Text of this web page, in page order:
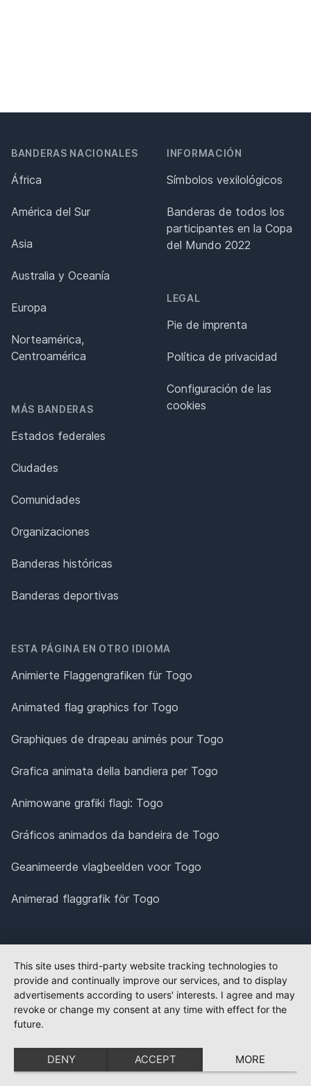
BANDERAS NACIONALES
África
América del Sur
Asia
Australia y Oceanía
Europa
Norteamérica,
Centroamérica
MÁS BANDERAS
Estados federales
Ciudades
Comunidades
Organizaciones
Banderas históricas
Banderas deportivas
INFORMACIÓN
Símbolos vexilológicos
Banderas de todos los
participantes en la Copa
del Mundo 2022
LEGAL
Pie de imprenta
Política de privacidad
Configuración de las
cookies
ESTA PÁGINA EN OTRO IDIOMA
Animierte Flaggengrafiken für Togo
Animated flag graphics for Togo
Graphiques de drapeau animés pour Togo
Grafica animata della bandiera per Togo
Animowane grafiki flagi: Togo
Gráficos animados da bandeira de Togo
Geanimeerde vlagbeelden voor Togo
Animerad flaggrafik för Togo
This site uses third-party website tracking technologies to
provide and continually improve our services, and to display
advertisements according to users' interests. I agree and may
revoke or change my consent at any time with effect for the
future.
DENY ACCEPT MORE